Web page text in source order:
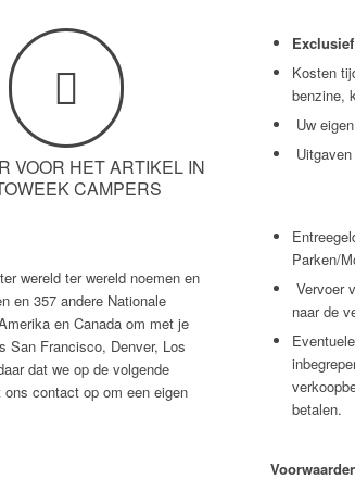
VOOR HET ARTIKEL IN
CAMPERS
Kosten
benzine,
Uw
wereld ter wereld noemen en
en 357 andere Nationale
en Canada om met je
San Francisco, Denver, Los
dat we op de volgende
contact op om een eigen
Parken/
Vervoer
naar de
betalen.